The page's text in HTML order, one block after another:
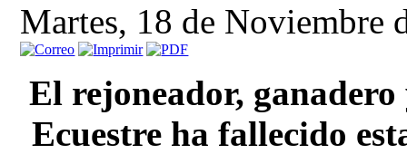
Martes, 18 de Noviembre
El rejoneador,
Ecuestre ha fallecido